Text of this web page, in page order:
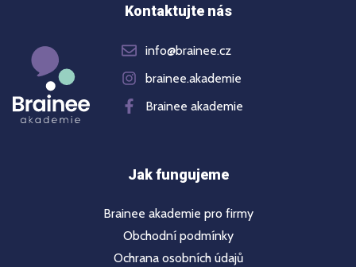
Kontaktujte nás
info@brainee.cz
brainee.akademie
Brainee akademie
Jak fungujeme
Brainee akademie pro firmy
Obchodní podmínky
Ochrana osobních údajů